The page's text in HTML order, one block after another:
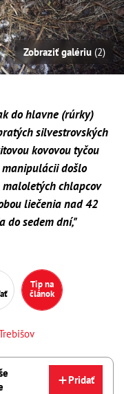
Zobraziť galériu (2)
do hlavne (rúrky)
silvestrovských
kovovou tyčou
došlo
chlapcov
liečenia nad 42
do sedem dní,"
Tip na
článok
Pridať